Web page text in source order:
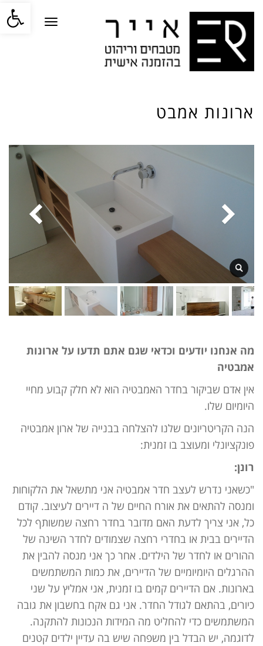
פתח
תפריט
ארונות אמבט
מה אנחנו יודעים וכדאי שגם אתם תדעו על ארונות
אמבטיה
אין אדם שביקור בחדר האמבטיה הוא לא חלק קבוע מחיי
היומיום שלו.
הנה הקריטריונים שלנו להצלחה בבנייה של ארון אמבטיה
פונקציונלי ומעוצב בו זמנית:
רונן:
"כשאני נדרש לעצב חדר אמבטיה אני מתשאל את הלקוחות
ומנסה להתאים את אורח החיים של ה דיירים לעיצוב. קודם
כל, אני צריך לדעת האם מדובר בחדר רחצה שמשותף לכל
הדיירים בבית או בחדרי רחצה שצמודים לחדר השינה של
ההורים או לחדר של הילדים. אחר כך אני מנסה להבין את
ההרגלים היומיומיים של הדיירים, את כמות המשתמשים
בארונות. אם הדיירים קמים בו זמנית, אני אמליץ על שני
כיורים, בהתאם לגודל החדר. אני גם אקח בחשבון את גובה
המשתמשים כדי להחליט מה המידות הנכונות להתקנה.
לדוגמה, יש הבדל בין משפחה שיש בה עדיין ילדים קטנים